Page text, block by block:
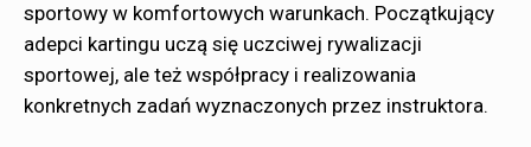
sportowy w komfortowych warunkach. Początkujący
adepci kartingu uczą się uczciwej rywalizacji
sportowej, ale też współpracy i realizowania
konkretnych zadań wyznaczonych przez instruktora.